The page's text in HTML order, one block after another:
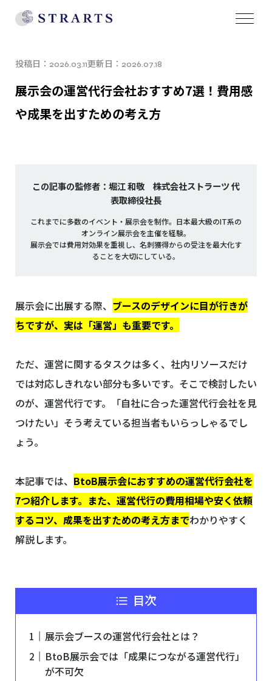
投稿日： 2026.03.11更新日： 2026.07.18
展示会の運営代行会社おすすめ7選！費用感
や成果を出すための考え方
この記事の監修者：堀江 和敬 株式会社ストラーツ 代
表取締役社長
これまでに多数のイベント・展示会を制作。日本最大級のIT系の
オンライン展示会を主催を経験。
展示会では費用対効果を重視し、名刺獲得からの受注を最大化す
ることを大切にしている。
展示会に出展する際、 ブースのデザインに目が行きが
ちですが、実は「運営」も重要です。
ただ、運営に関するタスクは多く、社内リソースだけ
では対応しきれない部分も多いです。そこで検討したい
のが、運営代行です。「自社に合った運営代行会社を見
つけたい」そう考えている担当者もいらっしゃるでし
ょう。
本記事では、 BtoB展示会におすすめの運営代行会社を
7つ紹介します。また、運営代行の費用相場や安く依頼
するコツ、成果を出すための考え方までわかりやすく
解説します。
目次
展示会ブースの運営代行会社とは？
BtoB展示会では「成果につながる運営代行」
が不可欠